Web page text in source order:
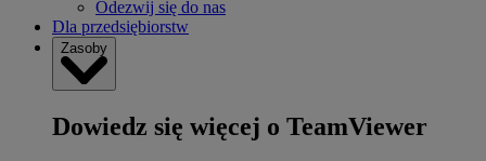
Odezwij się do nas
Dla przedsiębiorstw
Zasoby
Dowiedz się więcej o TeamViewer